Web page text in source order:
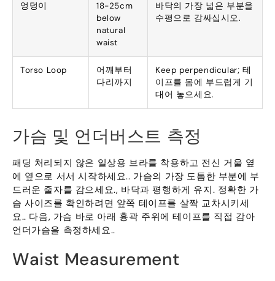
엉덩이 18-25cm
below
natural
waist
바닥의 ​​가장 넓은 부분을
수평으로 감싸십시오.
Torso Loop
어깨부터
다리까지
Keep perpendicular; 테
이프를 몸에 부드럽게 기
대어 놓으세요.
가슴 및 언더버스트 측정
패딩 처리되지 않은 일상용 브라를 착용하고 전신 거울 옆
에 옆으로 서서 시작하세요.. 가슴의 가장 도톰한 부분에 부
드러운 줄자를 감으세요., 바닥과 평행하게 유지. 정확한 가
슴 사이즈를 확인하려면 앞쪽 테이프를 살짝 교차시키세
요.. 다음, 가슴 바로 아래 흉곽 주위에 테이프를 직접 감아
언더가슴을 측정하세요..
Waist Measurement